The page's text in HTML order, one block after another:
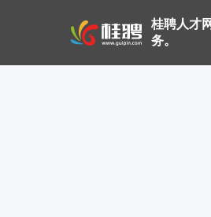
桂聘人才
务。